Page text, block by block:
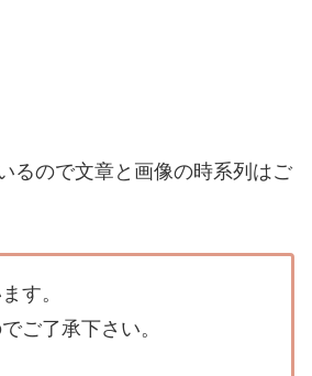
るので文章と画像の時系列はご
す。
ご了承下さい。